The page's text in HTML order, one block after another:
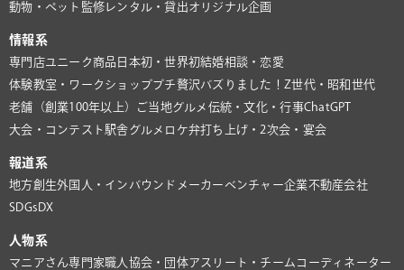
動物・ペット 監修 レンタル・貸出オリジナル企画
情報系
専門店ユニーク商品 日本初・世界初結婚相談・恋愛
体験教室・ワークショッププチ贅沢バズりました！ Z世代・昭和世代
老舗（創業100年以上）
ご当地グルメ 伝統・文化・行事ChatGPT
大会・コンテスト 駅舎グルメ ロケ弁打ち上げ・2次会・宴会
報道系
地方創生外国人・インバウンド メーカー ベンチャー企業不動産会社
SDGs DX
人物系
マニアさん専門家 職人 協会・団体アスリート・チーム コーディネーター